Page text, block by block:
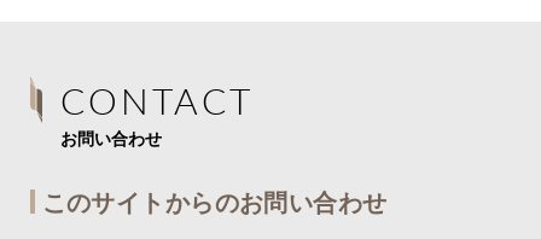
CONTACT
お問い合わせ
このサイトからのお問い合わせ